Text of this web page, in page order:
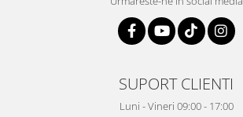
Servere, Componente & UPS
Accesorii antrenamentSUPORT CLIENTI
Luni - Vineri 09:00 - 17:00